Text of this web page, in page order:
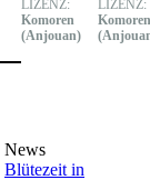
LIZENZ:
Komoren
(Anjouan)
LIZENZ:
Komoren
News
Blütezeit in